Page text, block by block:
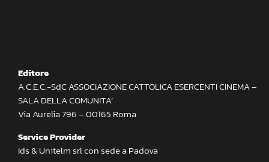
Editore
A.C.E.C.-SdC ASSOCIAZIONE CATTOLICA ESERCENTI CINEMA –
SALA DELLA COMUNITA’
Via Aurelia 796 – 00165 Roma
Service Provider
Ids & Unitelm srl con sede a Padova